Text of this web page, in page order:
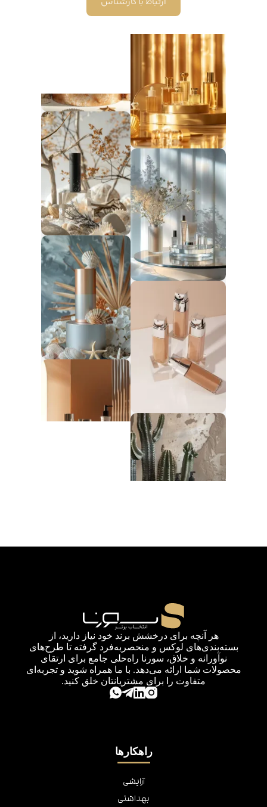
هر آنچه برای درخشش برند خود نیاز دارید، از
بسته‌بندی‌های لوکس و منحصربه‌فرد گرفته تا طرح‌های
نوآورانه و خلاق، سورنا راه‌حلی جامع برای ارتقای
محصولات شما ارائه می‌دهد. با ما همراه شوید و تجربه‌ای
متفاوت را برای مشتریانتان خلق کنید.
راهکارها
آرایشی
بهداشتی